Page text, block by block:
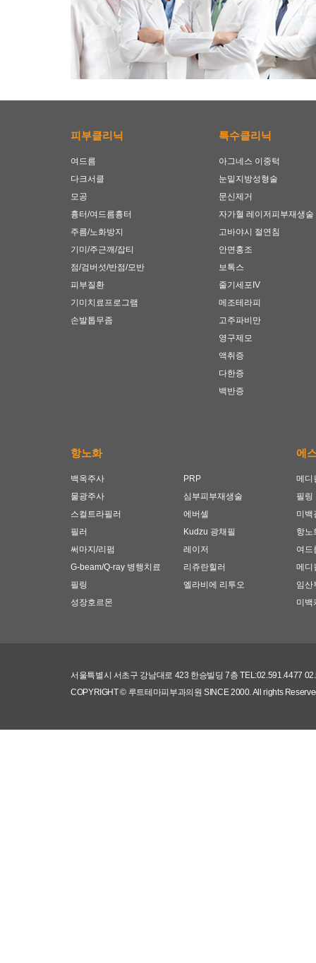
피부클리닉
여드름
다크서클
모공
흉터/여드름흉터
주름/노화방지
기미/주근깨/잡티
점/검버섯/반점/모반
피부질환
기미치료프로그램
손발톱무좀
특수클리닉
아그네스 이중턱
눈밑지방성형술
문신제거
자가혈 레이저피부재생술
고바야시 절연침
안면홍조
보톡스
줄기세포IV
메조테라피
고주파비만
영구제모
액취증
다한증
백반증
항노화
백옥주사
물광주사
스컬트라필러
필러
써마지/리펌
G-beam/Q-ray 병행치료
필링
성장호르몬
PRP
심부피부재생술
에버셀
Kudzu 광채필
레이저
리쥬란힐러
엘라비에 리투오
에
메디
필링
미백
항노
여드
메디
임산
미백
서울특별시 서초구 강남대로 423 한승빌딩 7층 TEL:02.591.4477
COPYRIGHT © 루트테마피부과의원 SINCE 2000.All rights